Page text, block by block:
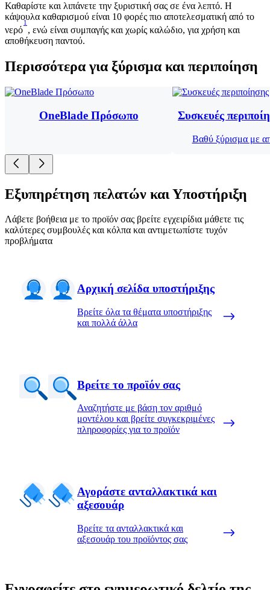
Καθαρίστε και λιπάνετε την ξυριστική σας σε ένα λεπτό. Η
κάψουλα καθαρισμού είναι 10 φορές πιο αποτελεσματική από το
νερό
1
, ενώ είναι συμπαγής και χωρίς καλώδιο, για χρήση και
αποθήκευση παντού.
Περισσότερα για ξύρισμα και περιποίηση
OneBlade Πρόσωπο Συσκευές
Βαθύ ξύρισμα με
Εξυπηρέτηση πελατών και Υποστήριξη
Λάβετε βοήθεια με το προϊόν σας βρείτε εγχειρίδια μάθετε τις
καλύτερες συμβουλές και κόλπα και αντιμετωπίστε τυχόν
προβλήματα
Αρχική σελίδα υποστήριξης
Βρείτε όλα τα θέματα υποστήριξης
και πολλά άλλα
Βρείτε το προϊόν σας
Αναζητήστε με βάση τον αριθμό
μοντέλου και βρείτε συγκεκριμένες
πληροφορίες για το προϊόν
Αγοράστε ανταλλακτικά και
αξεσουάρ
Βρείτε τα ανταλλακτικά και
αξεσουάρ του προϊόντος σας